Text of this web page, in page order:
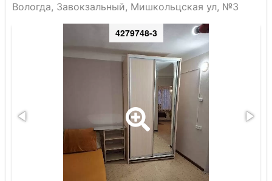
Вологда, Завокзальный, Мишкольцская ул, №3
4279748-3